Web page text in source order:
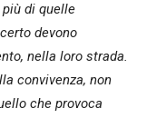
più di quelle
devono
nella loro strada.
convivenza, non
che provoca